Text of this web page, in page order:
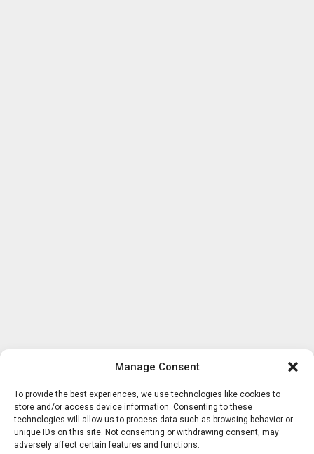
Manage Consent
To provide the best experiences, we use technologies like cookies to
store and/or access device information. Consenting to these
technologies will allow us to process data such as browsing behavior or
unique IDs on this site. Not consenting or withdrawing consent, may
adversely affect certain features and functions.